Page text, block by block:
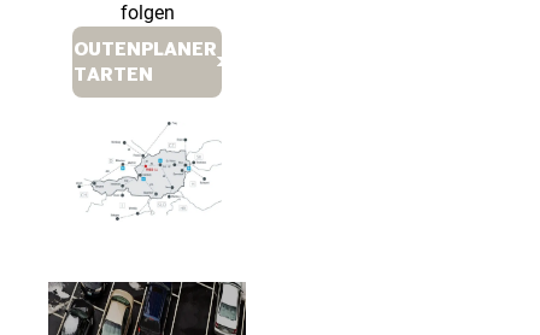
folgen
ROUTENPLANER
STARTEN